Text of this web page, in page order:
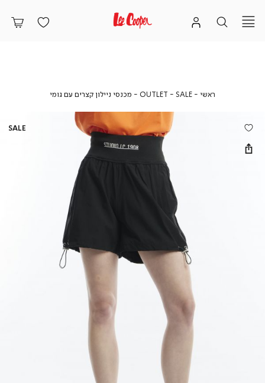
ראשי ראשי
SALE
SALE
OUTLET
OUTLET
מכנסי ניילון קצרים עם גומי
SALE